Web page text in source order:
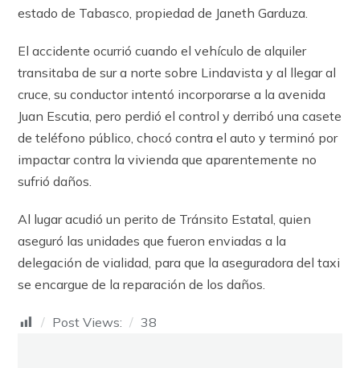
estado de Tabasco, propiedad de Janeth Garduza.
El accidente ocurrió cuando el vehículo de alquiler
transitaba de sur a norte sobre Lindavista y al llegar al
cruce, su conductor intentó incorporarse a la avenida
Juan Escutia, pero perdió el control y derribó una casete
de teléfono público, chocó contra el auto y terminó por
impactar contra la vivienda que aparentemente no
sufrió daños.
Al lugar acudió un perito de Tránsito Estatal, quien
aseguró las unidades que fueron enviadas a la
delegación de vialidad, para que la aseguradora del taxi
se encargue de la reparación de los daños.
Post Views: 38